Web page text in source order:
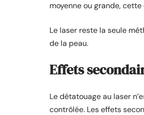
moyenne ou grande,
Le laser reste la seule
de la peau.
Effets
Le détatouage au laser
contrôlée. Les effets